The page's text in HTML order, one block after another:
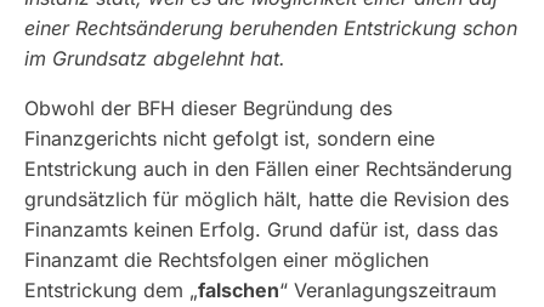
einer Rechtsänderung beruhenden Entstrickung schon
im Grundsatz abgelehnt hat.
Obwohl der BFH dieser Begründung des
Finanzgerichts nicht gefolgt ist, sondern eine
Entstrickung auch in den Fällen einer Rechtsänderung
grundsätzlich für möglich hält, hatte die Revision des
Finanzamts keinen Erfolg. Grund dafür ist, dass das
Finanzamt die Rechtsfolgen einer möglichen
Entstrickung dem „falschen“ Veranlagungszeitraum